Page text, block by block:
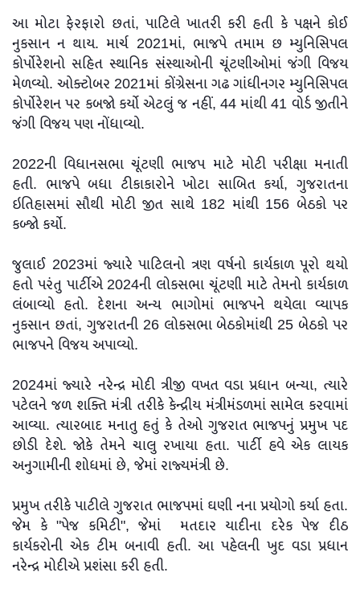
આ મોટા ફેરફારો છતાં, પાટિલે ખાતરી કરી હતી કે પક્ષને કોઈ
નુકસાન ન થાય. માર્ચ 2021માં, ભાજપે તમામ છ મ્યુનિસિપલ
કોર્પોરેશનો સહિત સ્થાનિક સંસ્થાઓની ચૂંટણીઓમાં જંગી વિજય
મેળવ્યો. ઓક્ટોબર 2021માં કોંગ્રેસના ગઢ ગાંધીનગર મ્યુનિસિપલ
કોર્પોરેશન પર કબજો કર્યો એટલું જ નહીં, 44 માંથી 41 વોર્ડ જીતીને
જંગી વિજય પણ નોંધાવ્યો.
2022ની વિધાનસભા ચૂંટણી ભાજપ માટે મોટી પરીક્ષા મનાતી
હતી. ભાજપે બધા ટીકાકારોને ખોટા સાબિત કર્યા, ગુજરાતના
ઇતિહાસમાં સૌથી મોટી જીત સાથે 182 માંથી 156 બેઠકો પર
કબ્જો કર્યો.
જુલાઈ 2023માં જ્યારે પાટિલનો ત્રણ વર્ષનો કાર્યકાળ પૂરો થયો
હતો પરંતુ પાર્ટીએ 2024ની લોકસભા ચૂંટણી માટે તેમનો કાર્યકાળ
લંબાવ્યો હતો. દેશના અન્ય ભાગોમાં ભાજપને થયેલા વ્યાપક
નુકસાન છતાં, ગુજરાતની 26 લોકસભા બેઠકોમાંથી 25 બેઠકો પર
ભાજપને વિજય અપાવ્યો.
2024માં જ્યારે નરેન્દ્ર મોદી ત્રીજી વખત વડા પ્રધાન બન્યા, ત્યારે
પટેલને જળ શક્તિ મંત્રી તરીકે કેન્દ્રીય મંત્રીમંડળમાં સામેલ કરવામાં
આવ્યા. ત્યારબાદ મનાતુ હતું કે તેઓ ગુજરાત ભાજપનું પ્રમુખ પદ
છોડી દેશે. જોકે તેમને ચાલુ રખાયા હતા. પાર્ટી હવે એક લાયક
અનુગામીની શોધમાં છે, જેમાં રાજ્યમંત્રી છે.
પ્રમુખ તરીકે પાટીલે ગુજરાત ભાજપમાં ઘણી નના પ્રયોગો કર્યા હતા.
જેમ કે "પેજ કમિટી", જેમાં મતદાર યાદીના દરેક પેજ દીઠ
કાર્યકરોની એક ટીમ બનાવી હતી. આ પહેલની ખુદ વડા પ્રધાન
નરેન્દ્ર મોદીએ પ્રશંસા કરી હતી.